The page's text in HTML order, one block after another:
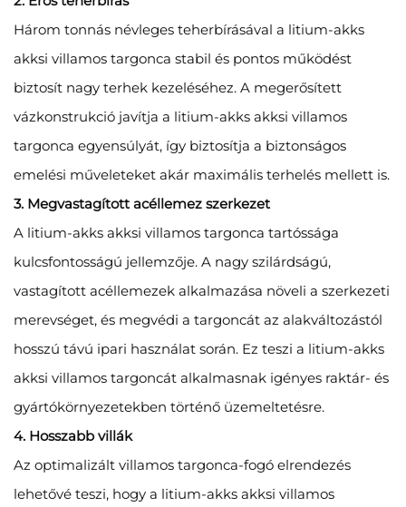
Három tonnás névleges teherbírásával a litium-akks
akksi villamos targonca stabil és pontos működést
biztosít nagy terhek kezeléséhez. A megerősített
vázkonstrukció javítja a litium-akks akksi villamos
targonca egyensúlyát, így biztosítja a biztonságos
emelési műveleteket akár maximális terhelés mellett is.
3. Megvastagított acéllemez szerkezet
A litium-akks akksi villamos targonca tartóssága
kulcsfontosságú jellemzője. A nagy szilárdságú,
vastagított acéllemezek alkalmazása növeli a szerkezeti
merevséget, és megvédi a targoncát az alakváltozástól
hosszú távú ipari használat során. Ez teszi a litium-akks
akksi villamos targoncát alkalmasnak igényes raktár- és
gyártókörnyezetekben történő üzemeltetésre.
4. Hosszabb villák
Az optimalizált villamos targonca-fogó elrendezés
lehetővé teszi, hogy a litium-akks akksi villamos